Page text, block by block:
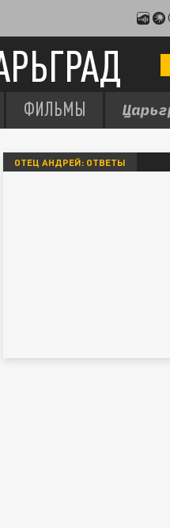
ФИЛЬМЫ
ОТЕЦ АНДРЕЙ: ОТВЕТЫ